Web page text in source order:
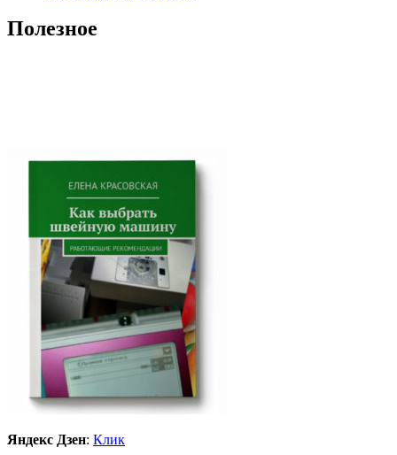
Полезное
Яндекс Дзен: Клик